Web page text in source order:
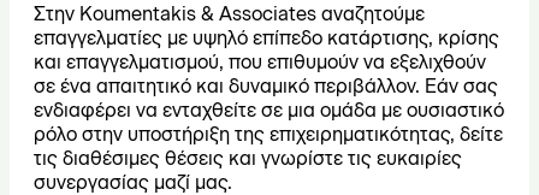
Στην Koumentakis & Associates αναζητούμε
επαγγελματίες με υψηλό επίπεδο κατάρτισης, κρίσης
και επαγγελματισμού, που επιθυμούν να εξελιχθούν
σε ένα απαιτητικό και δυναμικό περιβάλλον. Εάν σας
ενδιαφέρει να ενταχθείτε σε μια ομάδα με ουσιαστικό
ρόλο στην υποστήριξη της επιχειρηματικότητας, δείτε
τις διαθέσιμες θέσεις και γνωρίστε τις ευκαιρίες
συνεργασίας μαζί μας.